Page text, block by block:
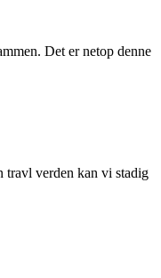
Det er netop denne
travl verden kan vi stadig